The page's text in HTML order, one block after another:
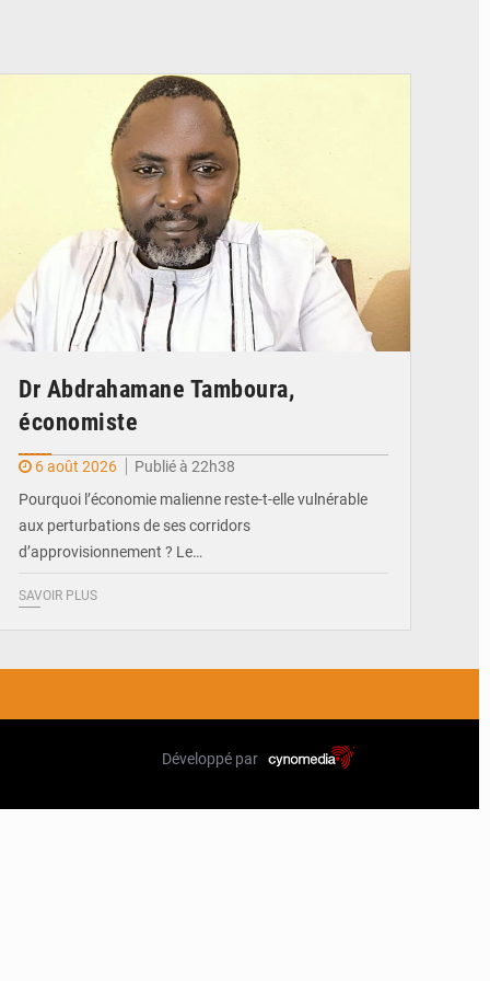
Dr Abdrahamane Tamboura,
économiste
6 août 2026
Publié à 22h38
Pourquoi l’économie malienne reste-t-elle vulnérable
aux perturbations de ses corridors
d’approvisionnement ? Le…
SAVOIR PLUS
Développé par